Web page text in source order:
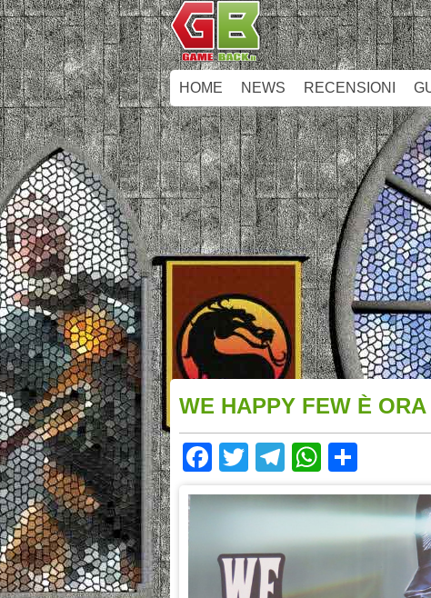
HOME NEWS RECENSIONI
WE HAPPY FEW È
Facebook
TwitterTelegram